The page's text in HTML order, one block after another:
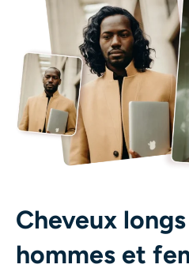
Cheveux
hommes et